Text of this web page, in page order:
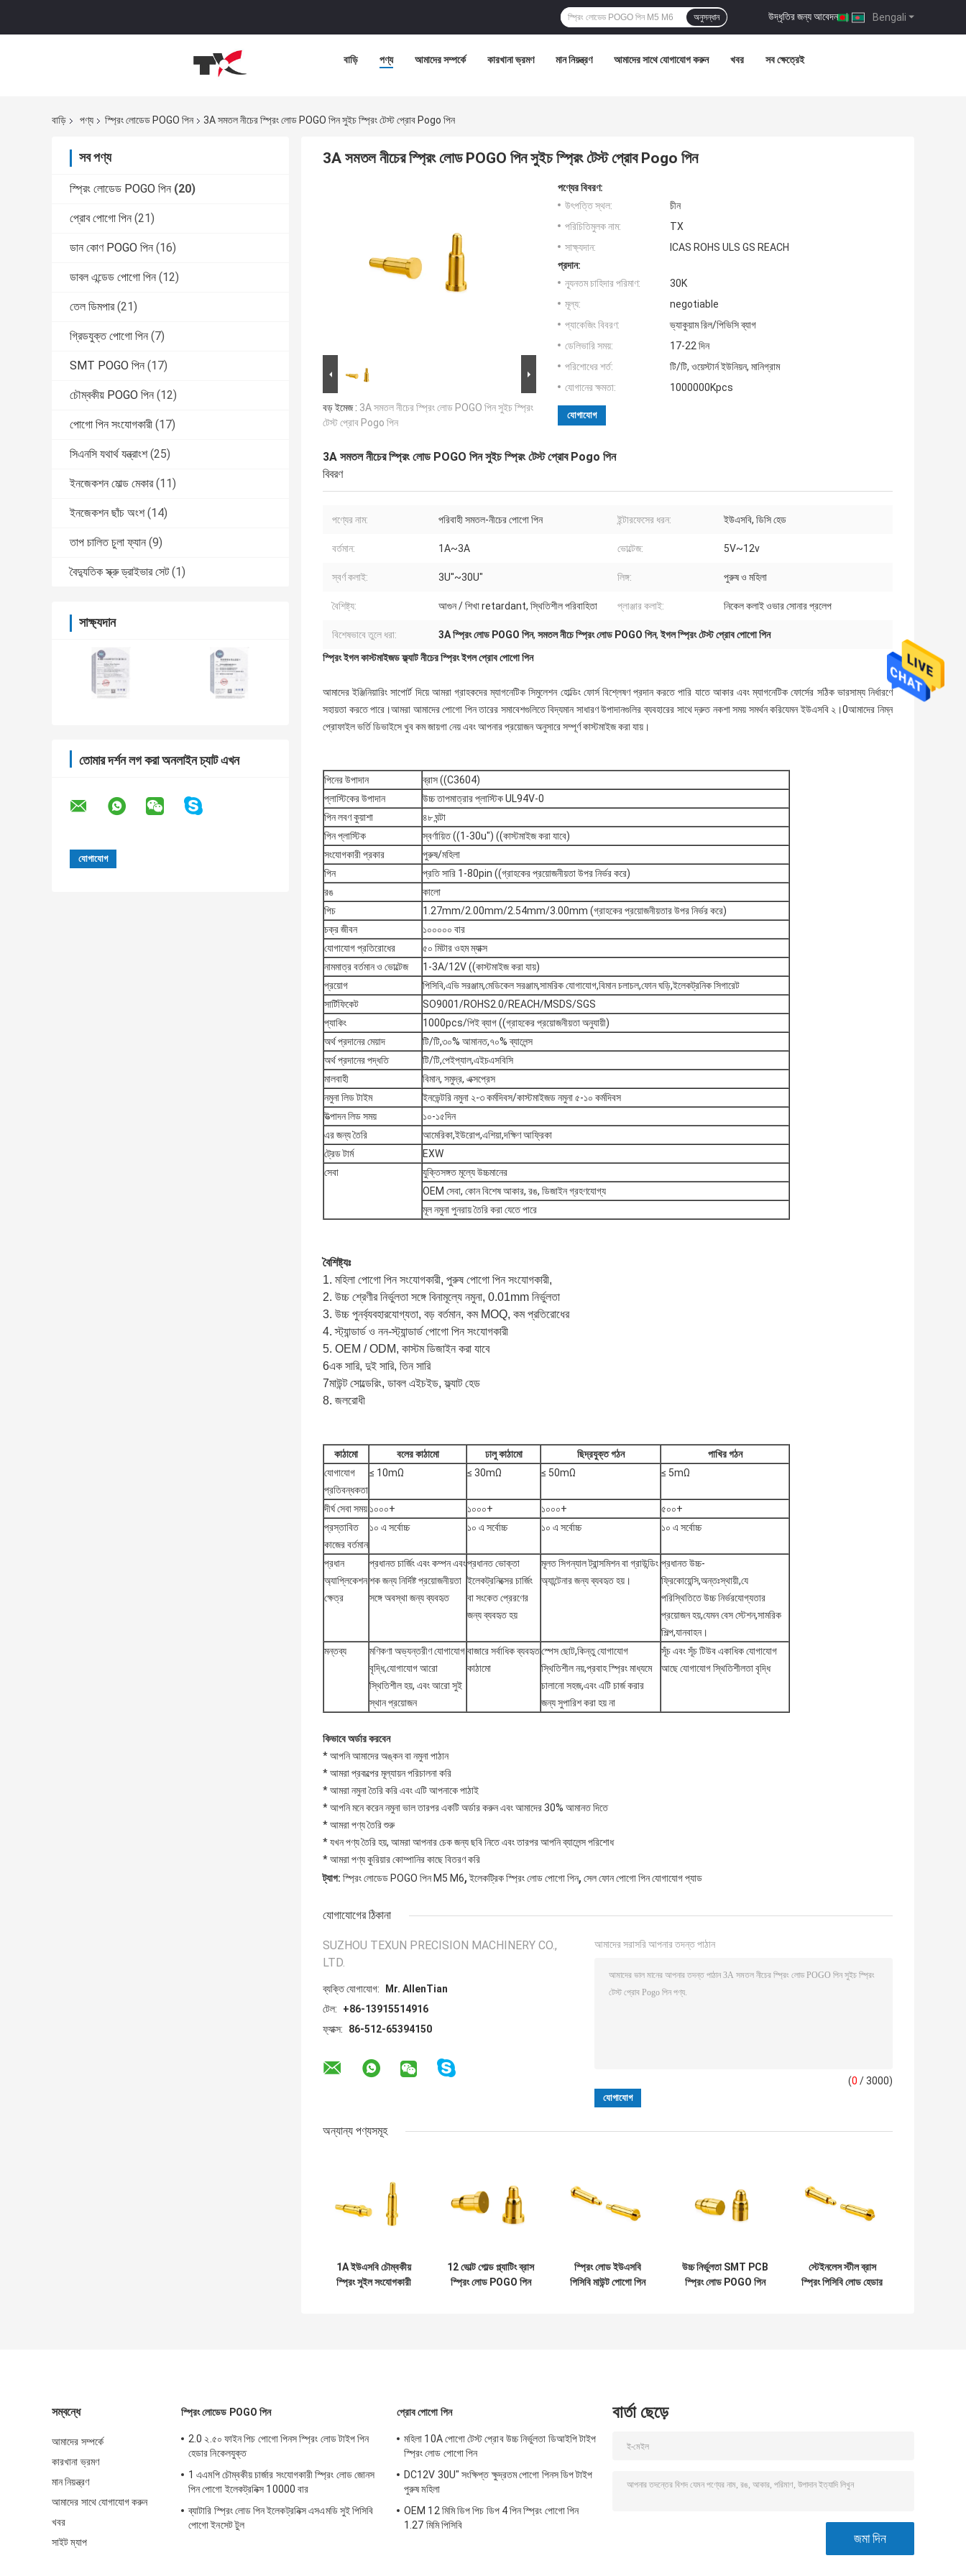
Bengali
উদ্ধৃতির জন্য আবেদন |
অনুসন্ধান
বাড়ি পণ্য আমাদের সম্পর্কে কারখানা ভ্রমণ মান নিয়ন্ত্রণ আমাদের সাথে যোগাযোগ করুন খবর সব ক্ষেত্রেই
বাড়ি পণ্য স্প্রিং লোডেড POGO পিন 3A সমতল নীচের স্প্রিং লোড POGO পিন সুইচ স্প্রিং টেস্ট প্রোব Pogo পিন
সব পণ্য
স্প্রিং লোডেড POGO পিন (20)
প্রোব পোগো পিন (21)
ডান কোণ POGO পিন (16)
ডাবল এন্ডেড পোগো পিন (12)
তেল ডিমপার (21)
গ্রিডযুক্ত পোগো পিন (7)
SMT POGO পিন (17)
চৌম্বকীয় POGO পিন (12)
পোগো পিন সংযোগকারী (17)
সিএনসি যথার্থ যন্ত্রাংশ (25)
ইনজেকশন মোল্ড মেকার (11)
ইনজেকশন ছাঁচ অংশ (14)
তাপ চালিত চুলা ফ্যান (9)
বৈদ্যুতিক স্ক্রু ড্রাইভার সেট (1)
সাক্ষ্যদান
তোমার দর্শন লগ করা অনলাইন চ্যাট এখন
3A সমতল নীচের স্প্রিং লোড POGO পিন সুইচ স্প্রিং টেস্ট প্রোব Pogo পিন
বড় ইমেজ : 3A সমতল নীচের স্প্রিং লোড POGO পিন সুইচ স্প্রিং
টেস্ট প্রোব Pogo পিন
পণ্যের বিবরণ:
উৎপত্তি স্থল:
চীন
পরিচিতিমুলক নাম:
TX
সাক্ষ্যদান:
ICAS ROHS ULS GS REACH
প্রদান:
ন্যূনতম চাহিদার পরিমাণ:
30K
মূল্য:
negotiable
প্যাকেজিং বিবরণ:
ভ্যাকুয়াম রিল/পিভিসি ব্যাগ
ডেলিভারি সময়:
17-22 দিন
পরিশোধের শর্ত:
টি/টি, ওয়েস্টার্ন ইউনিয়ন, মানিগ্রাম
যোগানের ক্ষমতা:
1000000Kpcs
যোগাযোগ
3A সমতল নীচের স্প্রিং লোড POGO পিন সুইচ স্প্রিং টেস্ট প্রোব Pogo পিন
বিবরণ
পণ্যের নাম: পরিবাহী সমতল-নীচের পোগো পিন ইন্টারফেসের ধরন: ইউএসবি, ডিসি হেড
বর্তমান: 1A~3A ভোল্টেজ: 5V~12v
স্বর্ণ কলাই: 3U''~30U" লিঙ্গ: পুরুষ ও মহিলা
বৈশিষ্ট্য: আগুন / শিখা retardant, স্থিতিশীল পরিবাহিতা প্লাঞ্জার কলাই: নিকেল কলাই ওভার সোনার প্রলেপ
বিশেষভাবে তুলে ধরা: 3A স্প্রিং লোড POGO পিন, সমতল নীচে স্প্রিং লোড POGO পিন,ইগল স্প্রিং টেস্ট প্রোব পোগো পিন
স্প্রিং ইগল কাস্টমাইজড ফ্ল্যাট নীচের স্প্রিং ইগল প্রোব পোগো পিন
আমাদের ইঞ্জিনিয়ারিং সাপোর্ট দিয়ে আমরা গ্রাহকদের ম্যাগনেটিক সিমুলেশন হোল্ডিং ফোর্স বিশ্লেষণ প্রদান করতে পারি যাতে আকার এবং ম্যাগনেটিক ফোর্সের সঠিক ভারসাম্য নির্ধারণে
সহায়তা করতে পারে।আমরা আমাদের পোগো পিন তারের সমাবেশগুলিতে বিদ্যমান সাধারণ উপাদানগুলির ব্যবহারের সাথে দ্রুত নকশা সময় সমর্থন করিযেমন ইউএসবি ২।0আমাদের নিম্ন
প্রোফাইল ভর্তি ডিভাইসে খুব কম জায়গা নেয় এবং আপনার প্রয়োজন অনুসারে সম্পূর্ণ কাস্টমাইজ করা যায়।
পিনের উপাদান
ব্রাস ((C3604)
প্লাস্টিকের উপাদান
উচ্চ তাপমাত্রার প্লাস্টিক UL94V-0
পিন লবণ কুয়াশা
৪৮ ঘন্টা
পিন প্লাস্টিক
স্বর্ণায়িত ((1-30u") ((কাস্টমাইজ করা যাবে)
সংযোগকারী প্রকার
পুরুষ/মহিলা
পিন
প্রতি সারি 1-80pin ((গ্রাহকের প্রয়োজনীয়তা উপর নির্ভর করে)
রঙ
কালো
পিচ
1.27mm/2.00mm/2.54mm/3.00mm (গ্রাহকের প্রয়োজনীয়তার উপর নির্ভর করে)
চক্র জীবন
১০০০০০ বার
যোগাযোগ প্রতিরোধের
৫০ মিটার ওহম ম্যাক্স
নামমাত্র বর্তমান ও ভোল্টেজ
1-3A/12V ((কাস্টমাইজ করা যায়)
প্রয়োগ
পিসিবি,এভি সরঞ্জাম,মেডিকেল সরঞ্জাম,সামরিক যোগাযোগ,বিমান চলাচল,ফোন ঘড়ি,ইলেকট্রনিক সিগারেট
সার্টিফিকেট
SO9001/ROHS2.0/REACH/MSDS/SGS
প্যাকিং
1000pcs/পিই ব্যাগ ((গ্রাহকের প্রয়োজনীয়তা অনুযায়ী)
অর্থ প্রদানের মেয়াদ
টি/টি,৩০% আমানত,৭০% ব্যালেন্স
অর্থ প্রদানের পদ্ধতি
টি/টি,পেইপ্যাল,এইচএসবিসি
মালবাহী
বিমান, সমুদ্র, এক্সপ্রেস
নমুনা লিড টাইম
ইনভেন্টরি নমুনা ২-৩ কর্মদিবস/কাস্টমাইজড নমুনা ৫-১০ কর্মদিবস
উত্পাদন লিড সময়
১০-১৫দিন
এর জন্য তৈরি
আমেরিকা,ইউরোপ,এশিয়া,দক্ষিণ আফ্রিকা
ট্রেড টার্ম
EXW
সেবা
যুক্তিসঙ্গত মূল্যে উচ্চমানের
OEM সেবা, কোন বিশেষ আকার, রঙ, ডিজাইন গ্রহণযোগ্য
মূল নমুনা পুনরায় তৈরি করা যেতে পারে
বৈশিষ্ট্যঃ
1. মহিলা পোগো পিন সংযোগকারী, পুরুষ পোগো পিন সংযোগকারী,
2. উচ্চ শ্রেণীর নির্ভুলতা সঙ্গে বিনামূল্যে নমুনা, 0.01mm নির্ভুলতা
3. উচ্চ পুনর্ব্যবহারযোগ্যতা, বড় বর্তমান, কম MOQ, কম প্রতিরোধের
4. স্ট্যান্ডার্ড ও নন-স্ট্যান্ডার্ড পোগো পিন সংযোগকারী
5. OEM / ODM, কাস্টম ডিজাইন করা যাবে
6এক সারি, দুই সারি, তিন সারি
7মাউন্ট সোল্ডেরিং, ডাবল এইচইড, ফ্ল্যাট হেড
8. জলরোধী
কাঠামো বলের কাঠামো ঢালু কাঠামো ছিদ্রযুক্ত গঠন
পাখির গঠন
যোগাযোগ
প্রতিবন্ধকতা
≤ 10mΩ ≤ 30mΩ ≤ 50mΩ ≤ 5mΩ
দীর্ঘ সেবা সময় ১০০০+ ১০০০+ ১০০০+
৫০০+
প্রস্তাবিত
কাজের বর্তমান
১০ এ সর্বোচ্চ ১০ এ সর্বোচ্চ ১০ এ সর্বোচ্চ ১০ এ সর্বোচ্চ
প্রধান
অ্যাপ্লিকেশন
ক্ষেত্র
প্রধানত চার্জিং এবং কম্পন এবং
শক জন্য নির্দিষ্ট প্রয়োজনীয়তা
সঙ্গে অবস্থা জন্য ব্যবহৃত
প্রধানত ভোক্তা
ইলেকট্রনিক্সের চার্জিং
বা সংকেত প্রেরণের
জন্য ব্যবহৃত হয়
মূলত সিগন্যাল ট্রান্সমিশন বা গ্রাউন্ডিং
অ্যান্টেনার জন্য ব্যবহৃত হয়।
প্রধানত উচ্চ-
ফ্রিকোয়েন্সি,অন্তঃস্থায়ী,যে
পরিস্থিতিতে উচ্চ নির্ভরযোগ্যতার
প্রয়োজন হয়,যেমন বেস স্টেশন,সামরিক
শিল্প,যানবাহন।
মন্তব্য
মণিকণা অভ্যন্তরীণ যোগাযোগ
বৃদ্ধি,যোগাযোগ আরো
স্থিতিশীল হয়, এবং আরো সুই
স্থান প্রয়োজন
বাজারে সর্বাধিক ব্যবহৃত
কাঠামো
স্পেস ছোট,কিন্তু যোগাযোগ
স্থিতিশীল নয়,প্রবাহ স্প্রিং মাধ্যমে
চালানো সহজ,এবং এটি চার্জ করার
জন্য সুপারিশ করা হয় না
সূঁচ এবং সূঁচ টিউব একাধিক যোগাযোগ
আছে যোগাযোগ স্থিতিশীলতা বৃদ্ধি
কিভাবে অর্ডার করবেন
* আপনি আমাদের অঙ্কন বা নমুনা পাঠান
* আমরা প্রকল্পের মূল্যায়ন পরিচালনা করি
* আমরা নমুনা তৈরি করি এবং এটি আপনাকে পাঠাই
* আপনি মনে করেন নমুনা ভাল তারপর একটি অর্ডার করুন এবং আমাদের 30% আমানত দিতে
* আমরা পণ্য তৈরি শুরু
* যখন পণ্য তৈরি হয়, আমরা আপনার চেক জন্য ছবি নিতে এবং তারপর আপনি ব্যালেন্স পরিশোধ
* আমরা পণ্য কুরিয়ার কোম্পানির কাছে বিতরণ করি
ট্যাগ: স্প্রিং লোডেড POGO পিন M5 M6, ইলেকট্রিক স্প্রিং লোড পোগো পিন, সেল ফোন পোগো পিন যোগাযোগ প্যাড
যোগাযোগের ঠিকানা
SUZHOU TEXUN PRECISION MACHINERY CO.,
LTD.
ব্যক্তি যোগাযোগ:
Mr. AllenTian
টেল:
+86-13915514916
ফ্যাক্স:
86-512-65394150
আমাদের সরাসরি আপনার তদন্ত পাঠান
(0 / 3000)
অন্যান্য পণ্যসমূহ
1A ইউএসবি চৌম্বকীয়
স্প্রিং সুইল সংযোগকারী
12 ভোল্ট গোল্ড প্ল্যাটিং ব্রাস
স্প্রিং লোড POGO পিন
স্প্রিং লোড ইউএসবি
পিসিবি মাউন্ট পোগো পিন
উচ্চ নির্ভুলতা SMT PCB
স্প্রিং লোড POGO পিন
স্টেইনলেস স্টীল ব্রাস
স্প্রিং পিসিবি লোড হেডার
সম্বন্ধে
আমাদের সম্পর্কে
কারখানা ভ্রমণ
মান নিয়ন্ত্রণ
আমাদের সাথে যোগাযোগ করুন
খবর
সাইট ম্যাপ
স্প্রিং লোডেড POGO পিন
2.0 ২.৫০ ফাইন পিচ পোগো পিনস স্প্রিং লোড টাইপ পিন
হেডার নিকেলযুক্ত
1 এএমপি চৌম্বকীয় চার্জার সংযোগকারী স্প্রিং লোড জোনস
পিন পোগো ইলেকট্রনিক্স 10000 বার
ব্যাটারি স্প্রিং লোড পিন ইলেকট্রনিক্স এসএমডি সুই পিসিবি
পোগো ইনসেট টুল
প্রোব পোগো পিন
মহিলা 10A পোগো টেস্ট প্রোব উচ্চ নির্ভুলতা ডিআইপি টাইপ
স্প্রিং লোড পোগো পিন
DC12V 30U" সংক্ষিপ্ত ক্ষুদ্রতম পোগো পিনস ডিপ টাইপ
পুরুষ মহিলা
OEM 12 মিমি ডিপ পিচ ডিপ 4 পিন স্প্রিং পোগো পিন
1.27 মিমি পিসিবি
বার্তা ছেড়ে